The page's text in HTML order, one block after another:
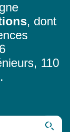
, dont
110